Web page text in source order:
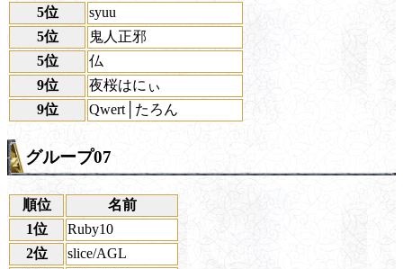
5位
syuu
5位
鬼人正邪
5位
仏
9位
夜桜はにぃ
9位
Qwert│たろん
グループ07
順位
名前
1位
Ruby10
2位
slice/AGL